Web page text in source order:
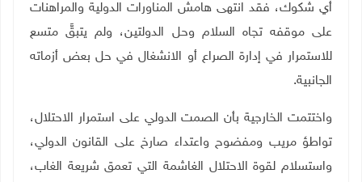
أي شكوك، فقد انتهى هامش المناورات الدولية والمراهنات
على موقفه تجاه السلام وحل الدولتين، ولم يتبقَّ متسع
للاستمرار في إدارة الصراع أو الانشغال في حل بعض أزماته
الجانبية.
واختتمت الخارجية بأن الصمت الدولي على استمرار الاحتلال،
تواطؤ مريب ومفضوح واعتداء صارخ على القانون الدولي،
واستسلام لقوة الاحتلال الغاشمة التي تعمق شريعة الغاب،